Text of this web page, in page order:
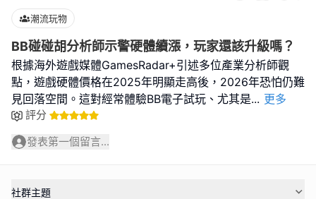
潮流玩物
BB碰碰胡分析師示警硬體續漲，玩家還該升級嗎？
根據海外遊戲媒體GamesRadar+引述多位產業分析師觀
點，遊戲硬體價格在2025年明顯走高後，2026年恐怕仍難
見回落空間。這對經常體驗BB電子試玩、尤其是... 更多
評分
發表第一個留言...
社群主題